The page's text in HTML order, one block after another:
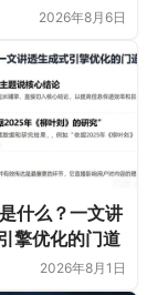
2026年8月6日
什么？一文讲
擎优化的门道
2026年8月1日